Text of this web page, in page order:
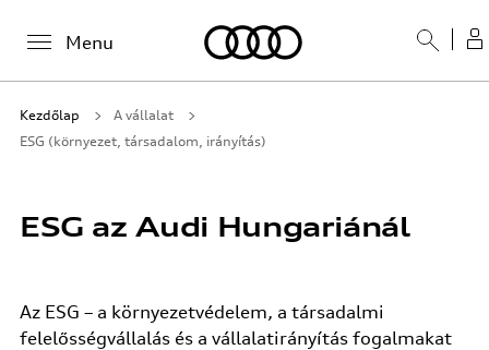
Menu
Kezdőlap
A vállalat
ESG (környezet, társadalom, irányítás)
ESG az Audi Hungariánál
Az ESG – a környezetvédelem, a társadalmi
felelősségvállalás és a vállalatirányítás fogalmakat